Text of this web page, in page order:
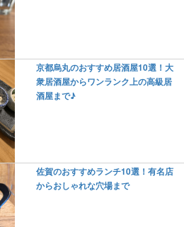
京都烏丸のおすすめ居酒屋10選！大
衆居酒屋からワンランク上の高級居
酒屋まで♪
佐賀のおすすめランチ10選！有名店
からおしゃれな穴場まで